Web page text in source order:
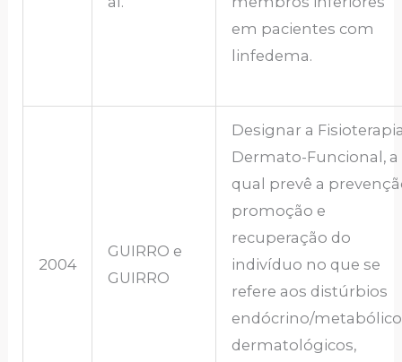
em pacientes com
linfedema.
2004
GUIRRO e
GUIRRO
Designar a
Dermato-Funcional, a
qual prevê a
promoção e
recuperação do
indivíduo no que se
refere aos distúrbios
endócrino/
dermatológicos,